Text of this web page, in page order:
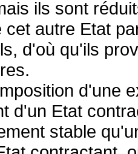
ils sont
cet autre Etat
d'où qu'ils
d'une
d'un Etat
stable